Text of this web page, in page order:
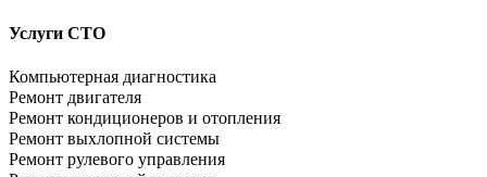
Услуги СТО
Компьютерная диагностика
Ремонт двигателя
Ремонт кондиционеров и отопления
Ремонт выхлопной системы
Ремонт рулевого управления